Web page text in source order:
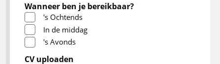
Wanneer ben je bereikbaar?
's Ochtends
In de middag
's Avonds
CV uploaden